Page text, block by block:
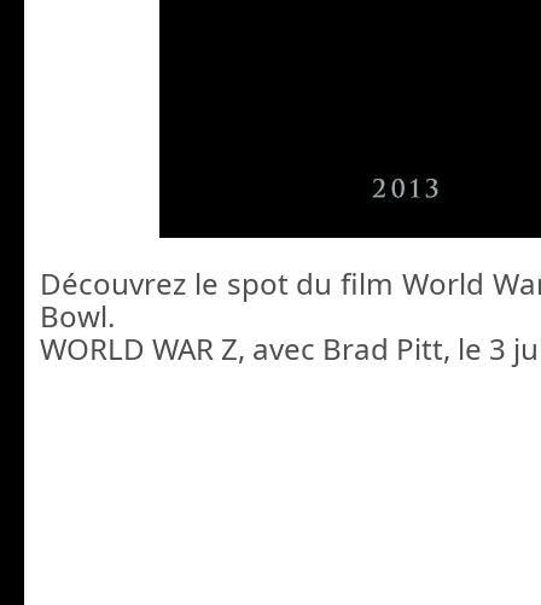
Découvrez le spot du film World
Bowl.
WORLD WAR Z, avec Brad Pitt, le 3